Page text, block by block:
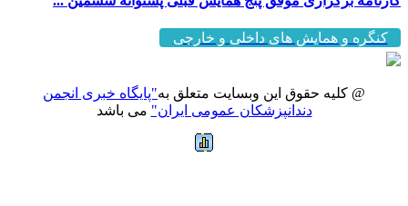
کنگره و همایش های داخلی و خارجی
@ کلیه حقوق این وبسایت متعلق به"پایگاه خبری انجمن
دندانپزشکان عمومی ایران" می باشد